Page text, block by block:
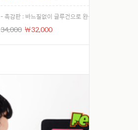
- 촉감판 : 바느질없이 글루건으로 완성 !! - ...
34,000 ￦32,000